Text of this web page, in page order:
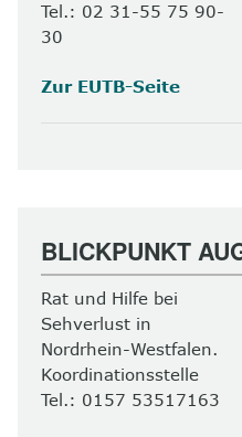
Tel.: 02 31-55 75 90-
30
Zur EUTB-Seite
BLICKPUNKT
Rat und Hilfe bei
Sehverlust in
Nordrhein-Westfalen.
Koordinationsstelle
Tel.: 0157 53517163